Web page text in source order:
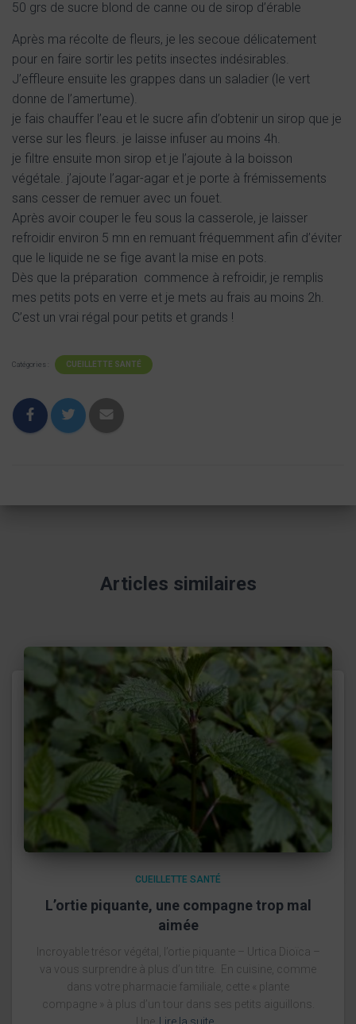
50 grs de sucre blond de canne ou de sirop d’érable
Après ma récolte de fleurs, je les secoue délicatement
pour en faire sortir les petits insectes indésirables.
J’effleure ensuite les grappes dans un saladier (le vert
donne de l’amertume).
je fais chauffer l’eau et le sucre afin d’obtenir un sirop que je
verse sur les fleurs. je laisse infuser au moins 4h.
je filtre ensuite mon sirop et je l’ajoute à la boisson
végétale. j’ajoute l’agar-agar et je porte à frémissements
sans cesser de remuer avec un fouet.
Après avoir couper le feu sous la casserole, je laisser
refroidir environ 5 mn en remuant fréquemment afin d’éviter
que le liquide ne se fige avant la mise en pots.
Dès que la préparation commence à refroidir, je remplis
mes petits pots en verre et je mets au frais au moins 2h.
C’est un vrai régal pour petits et grands !
Catégories : CUEILLETTE SANTÉ
Articles similaires
CUEILLETTE SANTÉ
L’ortie piquante, une compagne trop mal
aimée
Incroyable trésor végétal, l’ortie piquante – Urtica Dioïca –
va vous surprendre à plus d’un titre. En cuisine, comme
dans votre pharmacie familiale, cette « plante
compagne » à plus d’un tour dans ses petits aiguillons.
Une
Lire la suite…